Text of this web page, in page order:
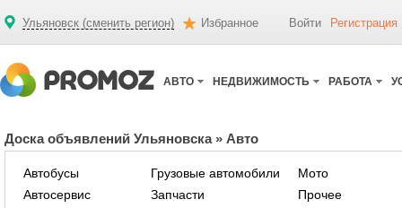
Ульяновск (сменить регион) Избранное Войти Регистрация
АВТО НЕДВИЖИМОСТЬ РАБОТА
Доска объявлений Ульяновска» Авто
Автобусы
Автосервис
Грузовые автомобили
Запчасти
Мото
Прочее